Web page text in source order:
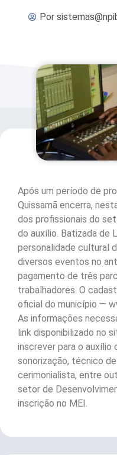
Por
Após um período de
Quissamã encerra,
dos profissionais do
do auxílio. Batizada de
personalidade cultural
diversos eventos no
pagamento de três
trabalhadores. O
oficial do município —
As informações
link disponibilizado no
inscrever para o auxílio
sonorização, técnico
cerimonialista, entre
setor de
inscrição no MEI.